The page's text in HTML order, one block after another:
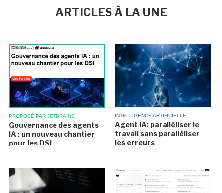
ARTICLES À LA UNE
PROPOSÉ PAR JETBRAINS
Gouvernance des agents
IA : un nouveau chantier
pour les DSI
INTELLIGENCE ARTIFICIELLE
Agent IA: paralléliser le
travail sans paralléliser
les erreurs